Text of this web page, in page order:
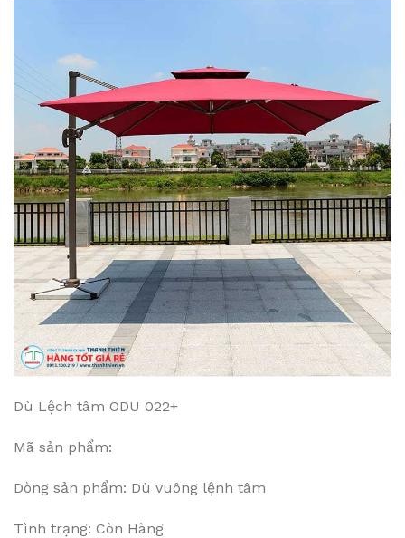
Dù Lệch tâm ODU 022+
Mã sản phẩm:
Dòng sản phẩm: Dù vuông lệnh tâm
Tình trạng: Còn Hàng